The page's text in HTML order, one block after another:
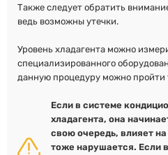
Также следует обратить
ведь возможны утечки.
Уровень хладагента можно
специализированного
данную процедуру можно пройти
Если в системе
хладагента, она
свою очередь, влияет
тоже нарушается. Если